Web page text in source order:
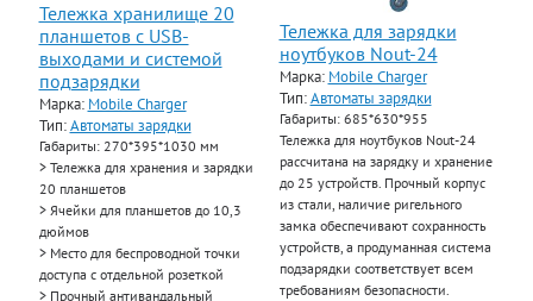
Тележка хранилище 20
планшетов с USB-
выходами и системой
подзарядки
Марка: Mobile Charger
Тип:Автоматы зарядки
Габариты: 270*395*1030 мм
> Тележка для хранения и зарядки
20 планшетов
> Ячейки для планшетов до 10,3
дюймов
> Место для беспроводной точки
доступа с отдельной розеткой
> Прочный антивандальный
Тележка для зарядки
ноутбуков Nout-24
Марка: Mobile Charger
Тип:Автоматы зарядки
Габариты: 685*630*955
Тележка для ноутбуков Nout-24
рассчитана на зарядку и хранение
до 25 устройств. Прочный корпус
из стали, наличие ригельного
замка обеспечивают сохранность
устройств, а продуманная система
подзарядки соответствует всем
требованиям безопасности.